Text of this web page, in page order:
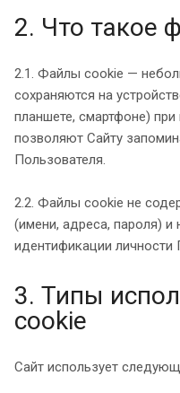
2. Что такое
2.1. Файлы cookie —
сохраняются на
планшете, смартфоне)
позволяют Сайту
Пользователя.
2.2. Файлы cookie не
(имени, адреса, пароля) и
идентификации личности
3. Типы
cookie
Сайт использует